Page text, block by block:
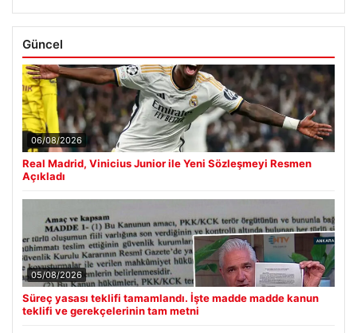
Güncel
06/08/2026
Real Madrid, Vinicius Junior ile Yeni Sözleşmeyi Resmen
Açıkladı
05/08/2026
Süreç yasası teklifi tamamlandı. İşte madde madde kanun
teklifi ve gerekçelerinin tam metni